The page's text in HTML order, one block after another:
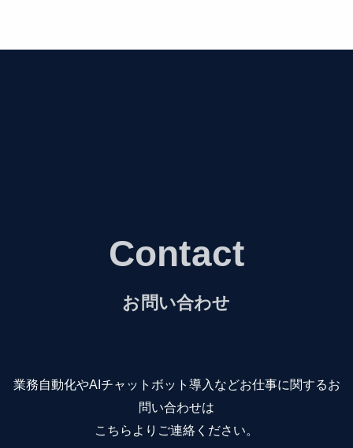
Contact
お問い合わせ
業務自動化やAIチャットボット導入などお仕事に関するお
問い合わせは
こちらよりご連絡ください。